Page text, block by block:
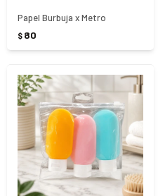
Papel Burbuja x Metro
$ 80